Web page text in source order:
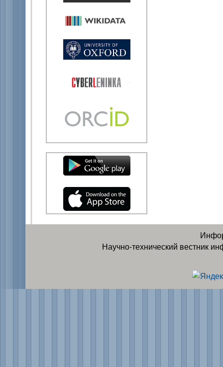
Научно-технический вестник